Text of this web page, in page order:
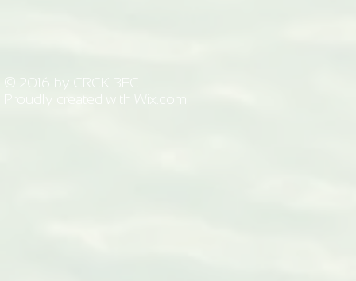
© 2016 by CRCK BFC.
Proudly created with Wix.com